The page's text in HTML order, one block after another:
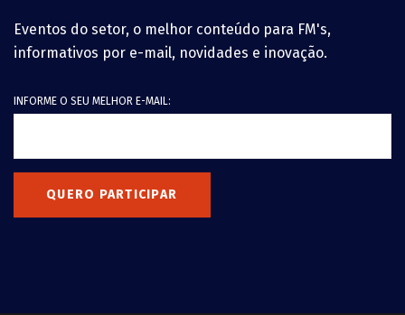
Eventos do setor, o melhor conteúdo para FM's,
informativos por e-mail, novidades e inovação.
INFORME O SEU MELHOR E-MAIL:
QUERO PARTICIPAR